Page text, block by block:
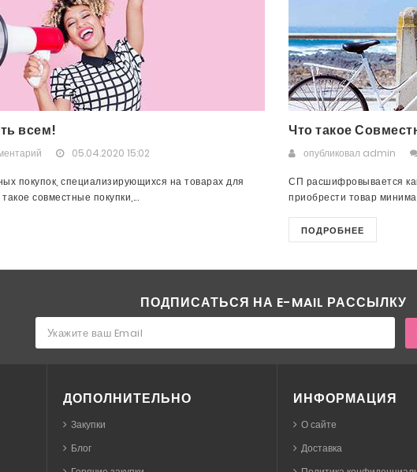
всем!
05.04.2020 15:02
покупок, специализирующихся на товарах для
совместные покупки,...
Что такое
опубликовал admin
СП расшифровывается
приобрести товар
ПОДРОБНЕЕ
ПОДПИСАТЬСЯ НА E-MAIL РАССЫЛКУ
ДОПОЛНИТЕЛЬНО
Закупки
Блог
ИНФОРМАЦИЯ
О сайте
Доставка